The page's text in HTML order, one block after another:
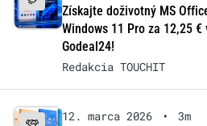
Získajte doživotný MS
Windows 11 Pro za 12,25
Godeal24!
Redakcia TOUCHIT
12. marca 2026 •
3m